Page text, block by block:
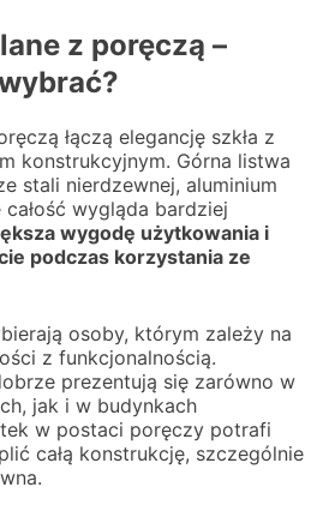
z poręczą –
łączą elegancję szkła z
konstrukcyjnym. Górna listwa
stali nierdzewnej, aluminium
wygląda bardziej
wygodę użytkowania i
podczas korzystania ze
osoby, którym zależy na
z funkcjonalnością.
prezentują się zarówno w
jak i w budynkach
w postaci poręczy potrafi
całą konstrukcję, szczególnie